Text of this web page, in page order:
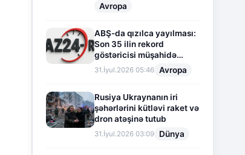
Avropa
ABŞ-da qızılca yayılması:
Son 35 ilin rekord
göstəricisi müşahidə
olunur
31.İyul.2026 05:46 Avropa
Rusiya Ukraynanın iri
şəhərlərini kütləvi raket və
dron atəşinə tutub
31.İyul.2026 03:09 Dünya